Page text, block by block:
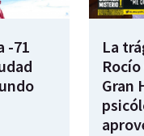
-71
La
Gran